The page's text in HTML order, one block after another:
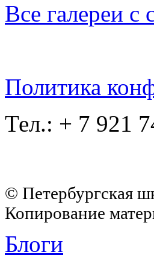
Все галереи с
Политика
Тел.: + 7 921
© Петербургская
Копирование
Блоги